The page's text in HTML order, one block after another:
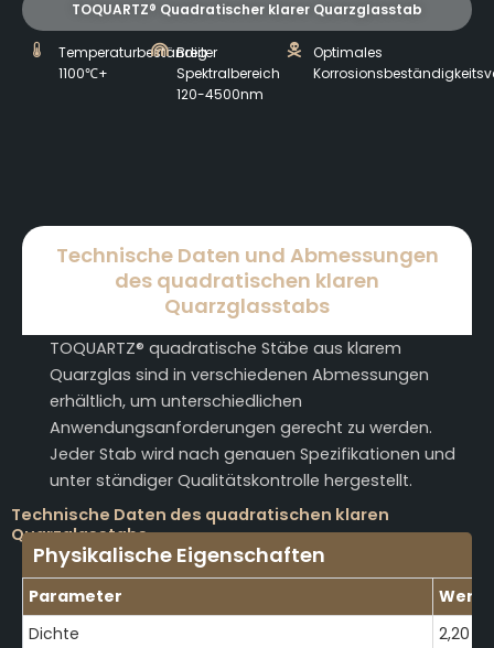
TOQUARTZ® Quadratischer klarer Quarzglasstab
Temperaturbeständig
1100℃+
Breiter
Spektralbereich
120-4500nm
Optimales
Technische Daten und Abmessungen
des quadratischen klaren
Quarzglasstabs
TOQUARTZ® quadratische Stäbe aus klarem
Quarzglas sind in verschiedenen Abmessungen
erhältlich, um unterschiedlichen
Anwendungsanforderungen gerecht zu werden.
Jeder Stab wird nach genauen Spezifikationen und
unter ständiger Qualitätskontrolle hergestellt.
Technische Daten des quadratischen klaren
Quarzglasstabs
Physikalische Eigenschaften
Parameter
Wert
Dichte
2,20